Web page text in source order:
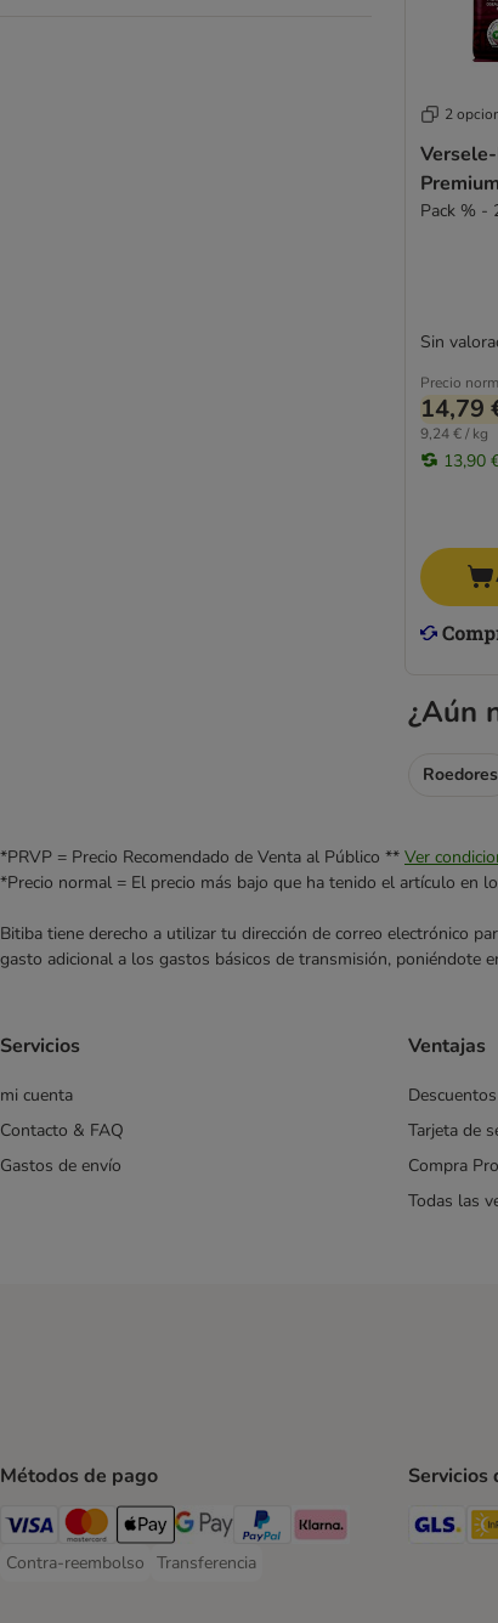
2
Pack % -
Precio
14,79
9,24 € / kg
13,90
Sin
¿Aún
Roedores
*PRVP = Precio Recomendado de Venta al Público ** Ver
*Precio normal = El precio más bajo que ha tenido el artículo en
Bitiba tiene derecho a utilizar tu dirección de correo electrónico
gasto adicional a los gastos básicos de transmisión, poniéndote
Servicios
mi cuenta
Contacto & FAQ
Gastos de envío
Ventajas
Descuentos
Tarjeta de
Compra
Todas las
Métodos de pago
Visa Payment Method
Mastercard Payment Method
Apple Pay Payment Method
Google Pay Payment Method
PayPal Payment Method
Klarna Payment Method
Contra-reembolso
Contra-reembolso Payment Method
Transferencia
Transferencia Payment Method
Servicios